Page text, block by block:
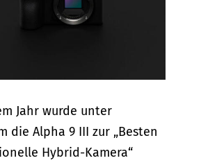
Jahr wurde unter
die Alpha 9 III zur „Besten
Hybrid-Kamera“